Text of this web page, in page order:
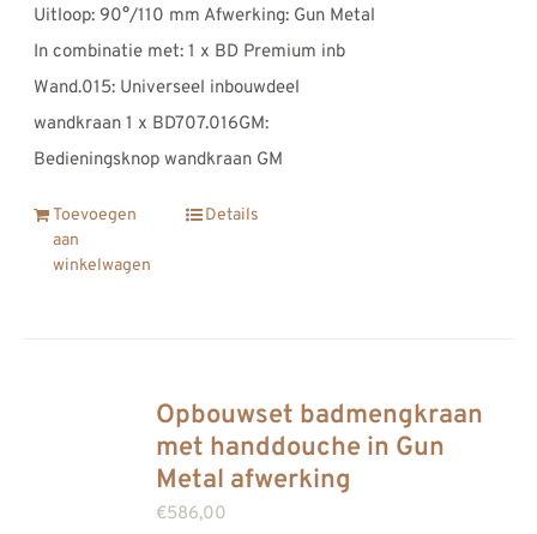
Uitloop: 90°/110 mm Afwerking: Gun Metal
In combinatie met: 1 x BD Premium inb
Wand.015: Universeel inbouwdeel
wandkraan 1 x BD707.016GM:
Bedieningsknop wandkraan GM
Toevoegen
aan
winkelwagen
Details
Opbouwset badmengkraan
met handdouche in Gun
Metal afwerking
€586,00